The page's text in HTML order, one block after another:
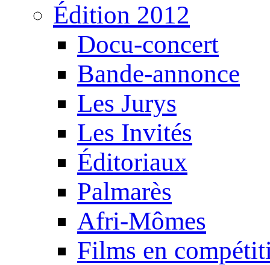
Édition 2012
Docu-concert
Bande-annonce
Les Jurys
Les Invités
Éditoriaux
Palmarès
Afri-Mômes
Films en